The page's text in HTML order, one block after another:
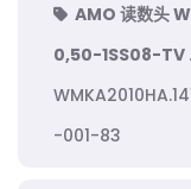
AMO 读数头
0,50-1SS08-TV
-001-83